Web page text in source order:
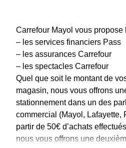
Carrefour Mayol vous propose
– les services financiers Pass
– les assurances Carrefour
– les spectacles Carrefour
Quel que soit le montant de
magasin, nous vous offrons
stationnement dans un des
commercial (Mayol, Lafayette,
partir de 50€ d’achats
nous vous offrons une